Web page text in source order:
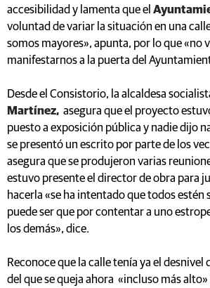
accesibilidad y lamenta que el
voluntad de variar la situación en una
somos mayores», apunta, por lo que «no
manifestarnos a la puerta del
Desde el Consistorio, la alcaldesa
Martínez, asegura que el proyecto
puesto a exposición pública y nadie dijo
se presentó un escrito por parte de los
asegura que se produjeron varias
estuvo presente el director de obra para
hacerla «se ha intentado que todos estén
puede ser que por contentar a uno
los demás», dice.
Reconoce que la calle tenía ya el desnivel
del que se queja ahora «incluso más alto»